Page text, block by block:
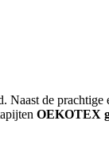
Naast de
OEKOTEX